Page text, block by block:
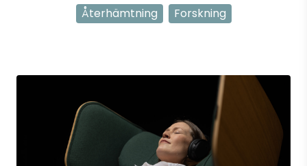
Återhämtning Forskning